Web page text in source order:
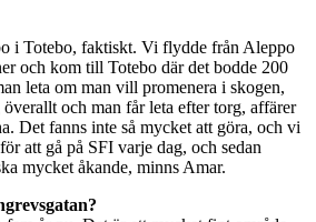
i Totebo, faktiskt. Vi flydde från Aleppo
och kom till Totebo där det bodde 200
leta om man vill promenera i skogen,
och man får leta efter torg, affärer
Det fanns inte så mycket att göra, och vi
att gå på SFI varje dag, och sedan
mycket åkande, minns Amar.